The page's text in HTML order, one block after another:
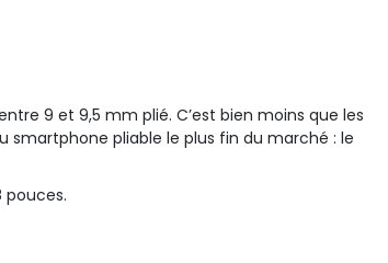
9 et 9,5 mm plié. C’est bien moins que les
smartphone pliable le plus fin du marché : le
pouces.